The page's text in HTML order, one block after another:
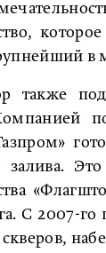
в
также
залива.
С 2007-го